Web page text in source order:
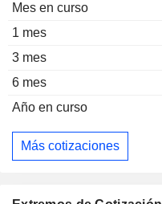
Mes en curso
1 mes
3 mes
6 mes
Año en curso
Más cotizaciones